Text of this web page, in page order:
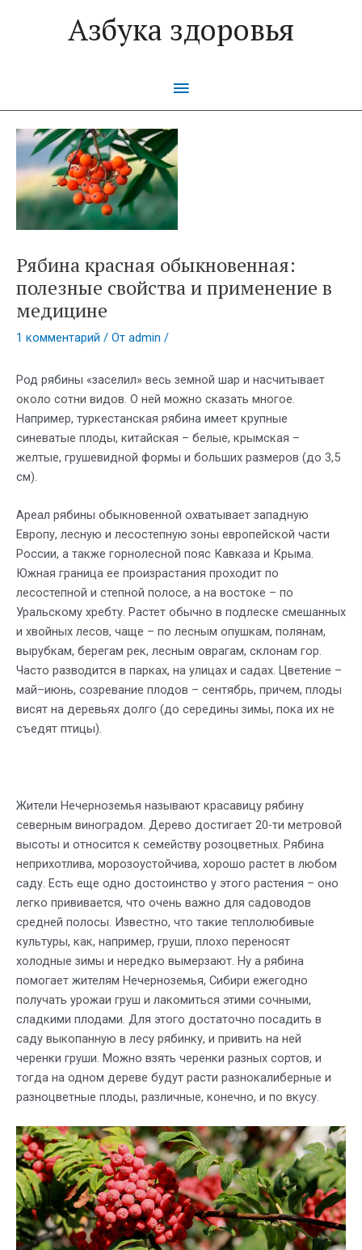
Азбука здоровья
Главное
меню
Рябина красная обыкновенная:
полезные свойства и применение в
медицине
1 комментарий / От admin /
Род рябины «заселил» весь земной шар и насчитывает
около сотни видов. О ней можно сказать многое.
Например, туркестанская рябина имеет крупные
синеватые плоды, китайская – белые, крымская –
желтые, грушевидной формы и больших размеров (до 3,5
см).
Ареал рябины обыкновенной охватывает западную
Европу, лесную и лесостепную зоны европейской части
России, а также горнолесной пояс Кавказа и Крыма.
Южная граница ее произрастания проходит по
лесостепной и степной полосе, а на востоке – по
Уральскому хребту. Растет обычно в подлеске смешанных
и хвойных лесов, чаще – по лесным опушкам, полянам,
вырубкам, берегам рек, лесным оврагам, склонам гор.
Часто разводится в парках, на улицах и садах. Цветение –
май–июнь, созревание плодов – сентябрь, причем, плоды
висят на деревьях долго (до середины зимы, пока их не
съедят птицы).
Жители Нечерноземья называют красавицу рябину
северным виноградом. Дерево достигает 20-ти метровой
высоты и относится к семейству розоцветных. Рябина
неприхотлива, морозоустойчива, хорошо растет в любом
саду. Есть еще одно достоинство у этого растения – оно
легко прививается, что очень важно для садоводов
средней полосы. Известно, что такие теплолюбивые
культуры, как, например, груши, плохо переносят
холодные зимы и нередко вымерзают. Ну а рябина
помогает жителям Нечерноземья, Сибири ежегодно
получать урожаи груш и лакомиться этими сочными,
сладкими плодами. Для этого достаточно посадить в
саду выкопанную в лесу рябинку, и привить на ней
черенки груши. Можно взять черенки разных сортов, и
тогда на одном дереве будут расти разнокалиберные и
разноцветные плоды, различные, конечно, и по вкусу.